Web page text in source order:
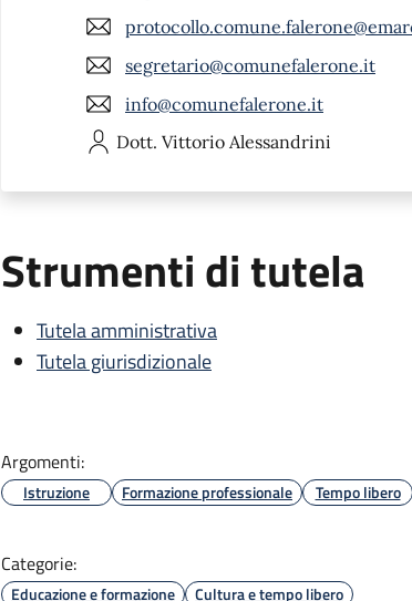
segretario@comunefalerone.it
info@comunefalerone.it
Dott. Vittorio Alessandrini
Strumenti di tutela
Tutela amministrativa
Tutela giurisdizionale
Argomenti:
Istruzione Formazione professionale Tempo libero
Categorie:
Educazione e formazione Cultura e tempo libero